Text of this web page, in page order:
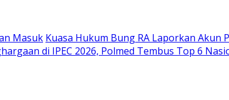
Masuk Kuasa Hukum Bung RA Laporkan Akun
di IPEC 2026, Polmed Tembus Top 6